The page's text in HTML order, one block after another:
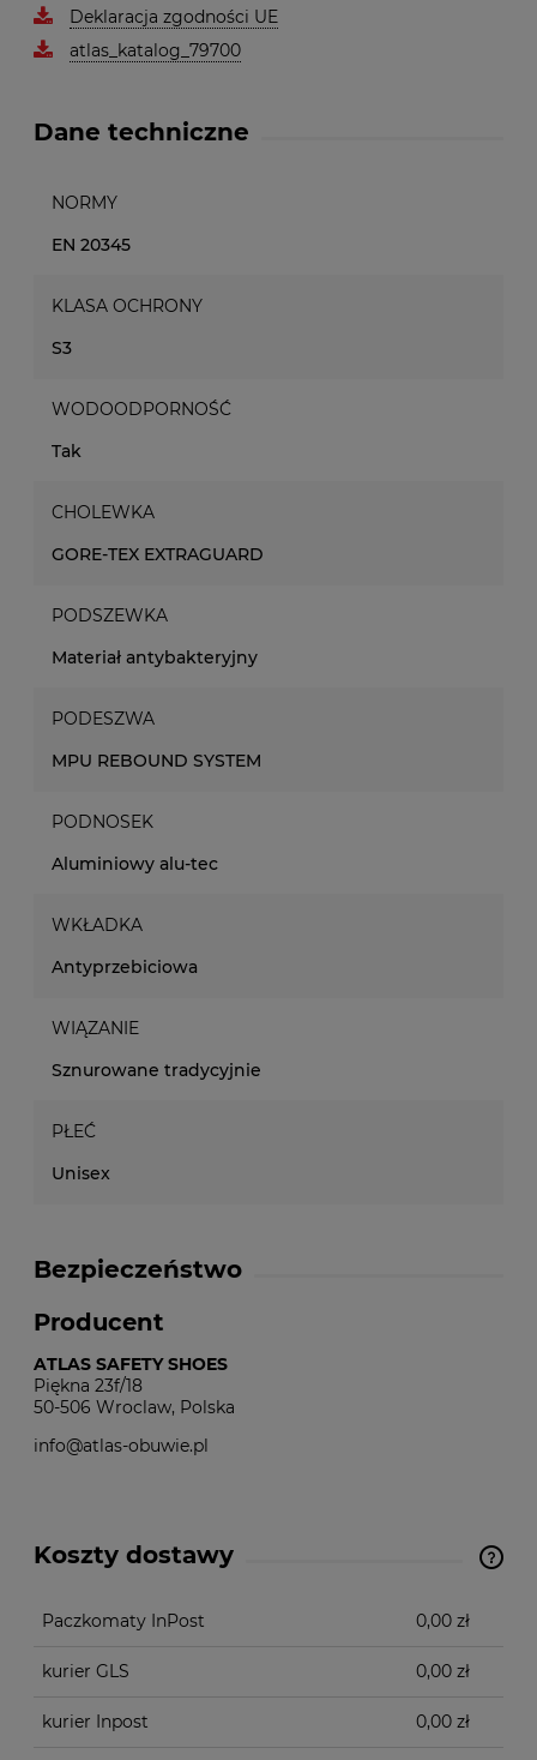
Deklaracja zgodności UE
atlas_katalog_79700
Dane techniczne
NORMY
EN 20345
KLASA OCHRONY
S3
WODOODPORNOŚĆ
Tak
CHOLEWKA
GORE-TEX EXTRAGUARD
PODSZEWKA
Materiał antybakteryjny
PODESZWA
MPU REBOUND SYSTEM
PODNOSEK
Aluminiowy alu-tec
WKŁADKA
Antyprzebiciowa
WIĄZANIE
Sznurowane tradycyjnie
PŁEĆ
Unisex
Bezpieczeństwo
Producent
ATLAS SAFETY SHOES
Piękna 23f/18
50-506 Wroclaw, Polska
info@atlas-obuwie.pl
Koszty dostawy
Cena nie zawiera ewentualnych kosztów płatności
Paczkomaty InPost 0,00 zł
kurier GLS 0,00 zł
kurier Inpost 0,00 zł